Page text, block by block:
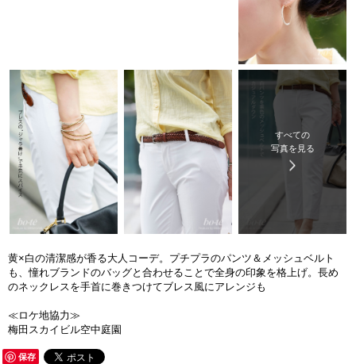
すべての
写真を見る
黄×白の清潔感が香る大人コーデ。プチプラのパンツ＆メッシュベルト
も、憧れブランドのバッグと合わせることで全身の印象を格上げ。長め
のネックレスを手首に巻きつけてブレス風にアレンジも
≪ロケ地協力≫
梅田スカイビル空中庭園
保存